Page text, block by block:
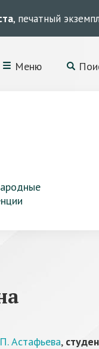
, печатный
Меню
Астафьева,